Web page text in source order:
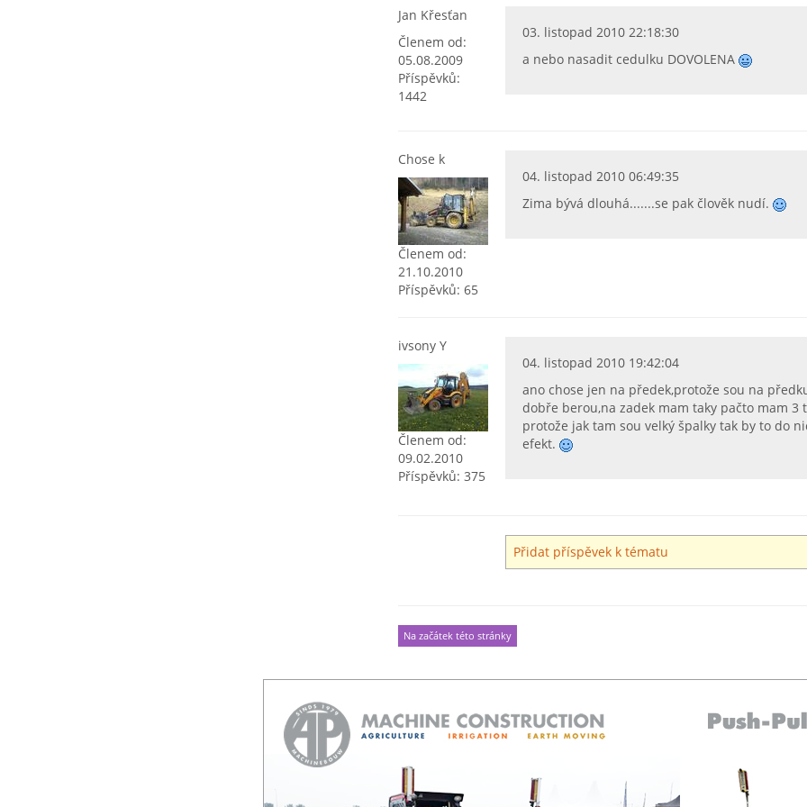
Jan Křesťan
Členem od:
05.08.2009
Příspěvků:
1442
03. listopad 2010 22:18:30
a nebo nasadit cedulku DOVOLENA
Chose k
Členem od:
21.10.2010
Příspěvků: 65
04. listopad 2010 06:49:35
Zima bývá dlouhá.......se pak člověk nudí.
ivsony Y
Členem od:
09.02.2010
Příspěvků: 375
04. listopad 2010 19:42:04
ano chose jen na předek,protože sou na
dobře berou,na zadek mam taky pačto mam 3
protože jak tam sou velký špalky tak by to do
efekt.
Přidat příspěvek k tématu
Na začátek této stránky